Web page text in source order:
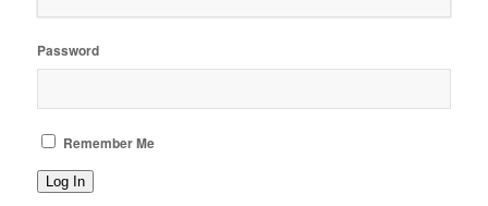
Password
Remember Me
Log In